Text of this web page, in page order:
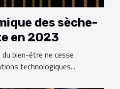
des sèche-
en 2023
bien-être ne cesse
technologiques...